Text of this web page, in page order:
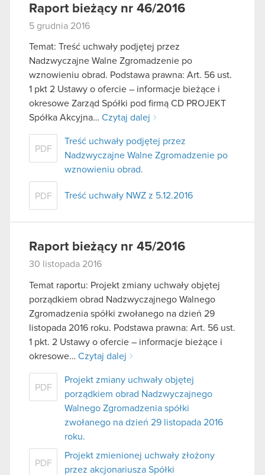
Raport bieżący nr 46/2016
5 grudnia 2016
Temat: Treść uchwały podjętej przez
Nadzwyczajne Walne Zgromadzenie po
wznowieniu obrad. Podstawa prawna: Art. 56 ust.
1 pkt 2 Ustawy o ofercie – informacje bieżące i
okresowe Zarząd Spółki pod firmą CD PROJEKT
Spółka Akcyjna… Czytaj dalej
PDF
Treść uchwały podjętej przez
Nadzwyczajne Walne Zgromadzenie po
wznowieniu obrad.
PDF Treść uchwały NWZ z 5.12.2016
Raport bieżący nr 45/2016
30 listopada 2016
Temat raportu: Projekt zmiany uchwały objętej
porządkiem obrad Nadzwyczajnego Walnego
Zgromadzenia spółki zwołanego na dzień 29
listopada 2016 roku. Podstawa prawna: Art. 56 ust.
1 pkt. 2 Ustawy o ofercie – informacje bieżące i
okresowe… Czytaj dalej
PDF
Projekt zmiany uchwały objętej
porządkiem obrad Nadzwyczajnego
Walnego Zgromadzenia spółki
zwołanego na dzień 29 listopada 2016
roku.
PDF
Projekt zmienionej uchwały złożony
przez akcjonariusza Spółki